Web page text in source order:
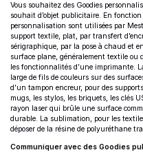
Vous souhaitez des Goodies
souhait d’objet publicitaire. En
personnalisation sont utilisées par
support textile, plat, par transfert
sérigraphique, par la pose à chaud et
surface plane, généralement textile ou
les fonctionnalités d’une imprimante.
large de fils de couleurs sur des
d’un tampon encreur, pour des
mugs, les stylos, les briquets, les clés
rayon laser qui brûle une surface
durable. La sublimation, pour les
déposer de la résine de polyuréthane
Communiquer avec des Goodies